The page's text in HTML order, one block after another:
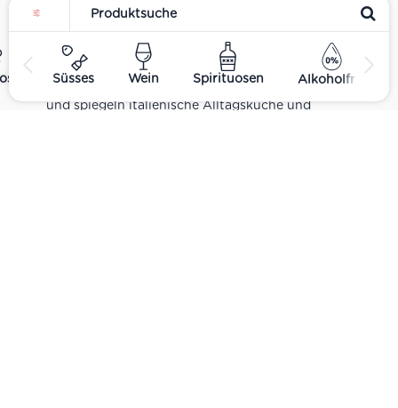
Süsses Wein Spirituosen Alkoholfrei
Tomatensaucen über Olivenöl, Antipasti und
Pesto bis zu Balsamico und Spezialitäten aus
verschiedenen Regionen Italiens. Alle Produkte
sind Teil unseres realen Supermarkt-Sortiments
und spiegeln italienische Alltagsküche und